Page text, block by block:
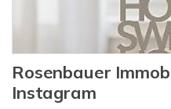
Rosenbauer
Instagram